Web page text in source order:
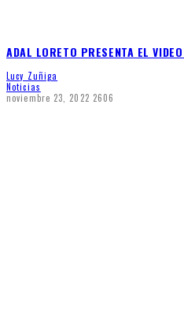
ADAL LORETO PRESENTA EL
Lucy Zuñiga
Noticias
noviembre 23, 2022 2606